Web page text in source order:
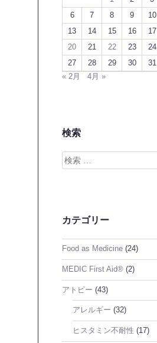
6
7 8 9 10
13
14 15 16 17
20
21 22 23 24
27
28 29 30
31
« 2月
4月 »
検索
検
索
カテゴリー
Food as Medicine (24)
MEDIC First Aid® (2)
アトピー (43)
アレルギー (32)
ヒスタミン不耐性 (17)